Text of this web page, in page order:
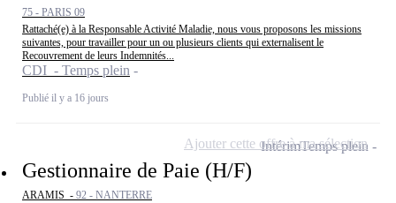
75 - PARIS 09
Rattaché(e) à la Responsable Activité Maladie, nous vous proposons les missions
suivantes, pour travailler pour un ou plusieurs clients qui externalisent le
Recouvrement de leurs Indemnités...
CDI - Temps plein
Publié il y a 16 jours
Gestionnaire de Paie (H/F)
ARAMIS - 92 - NANTERRE
IntérimTemps plein
Ajouter cette offre à ma sélection